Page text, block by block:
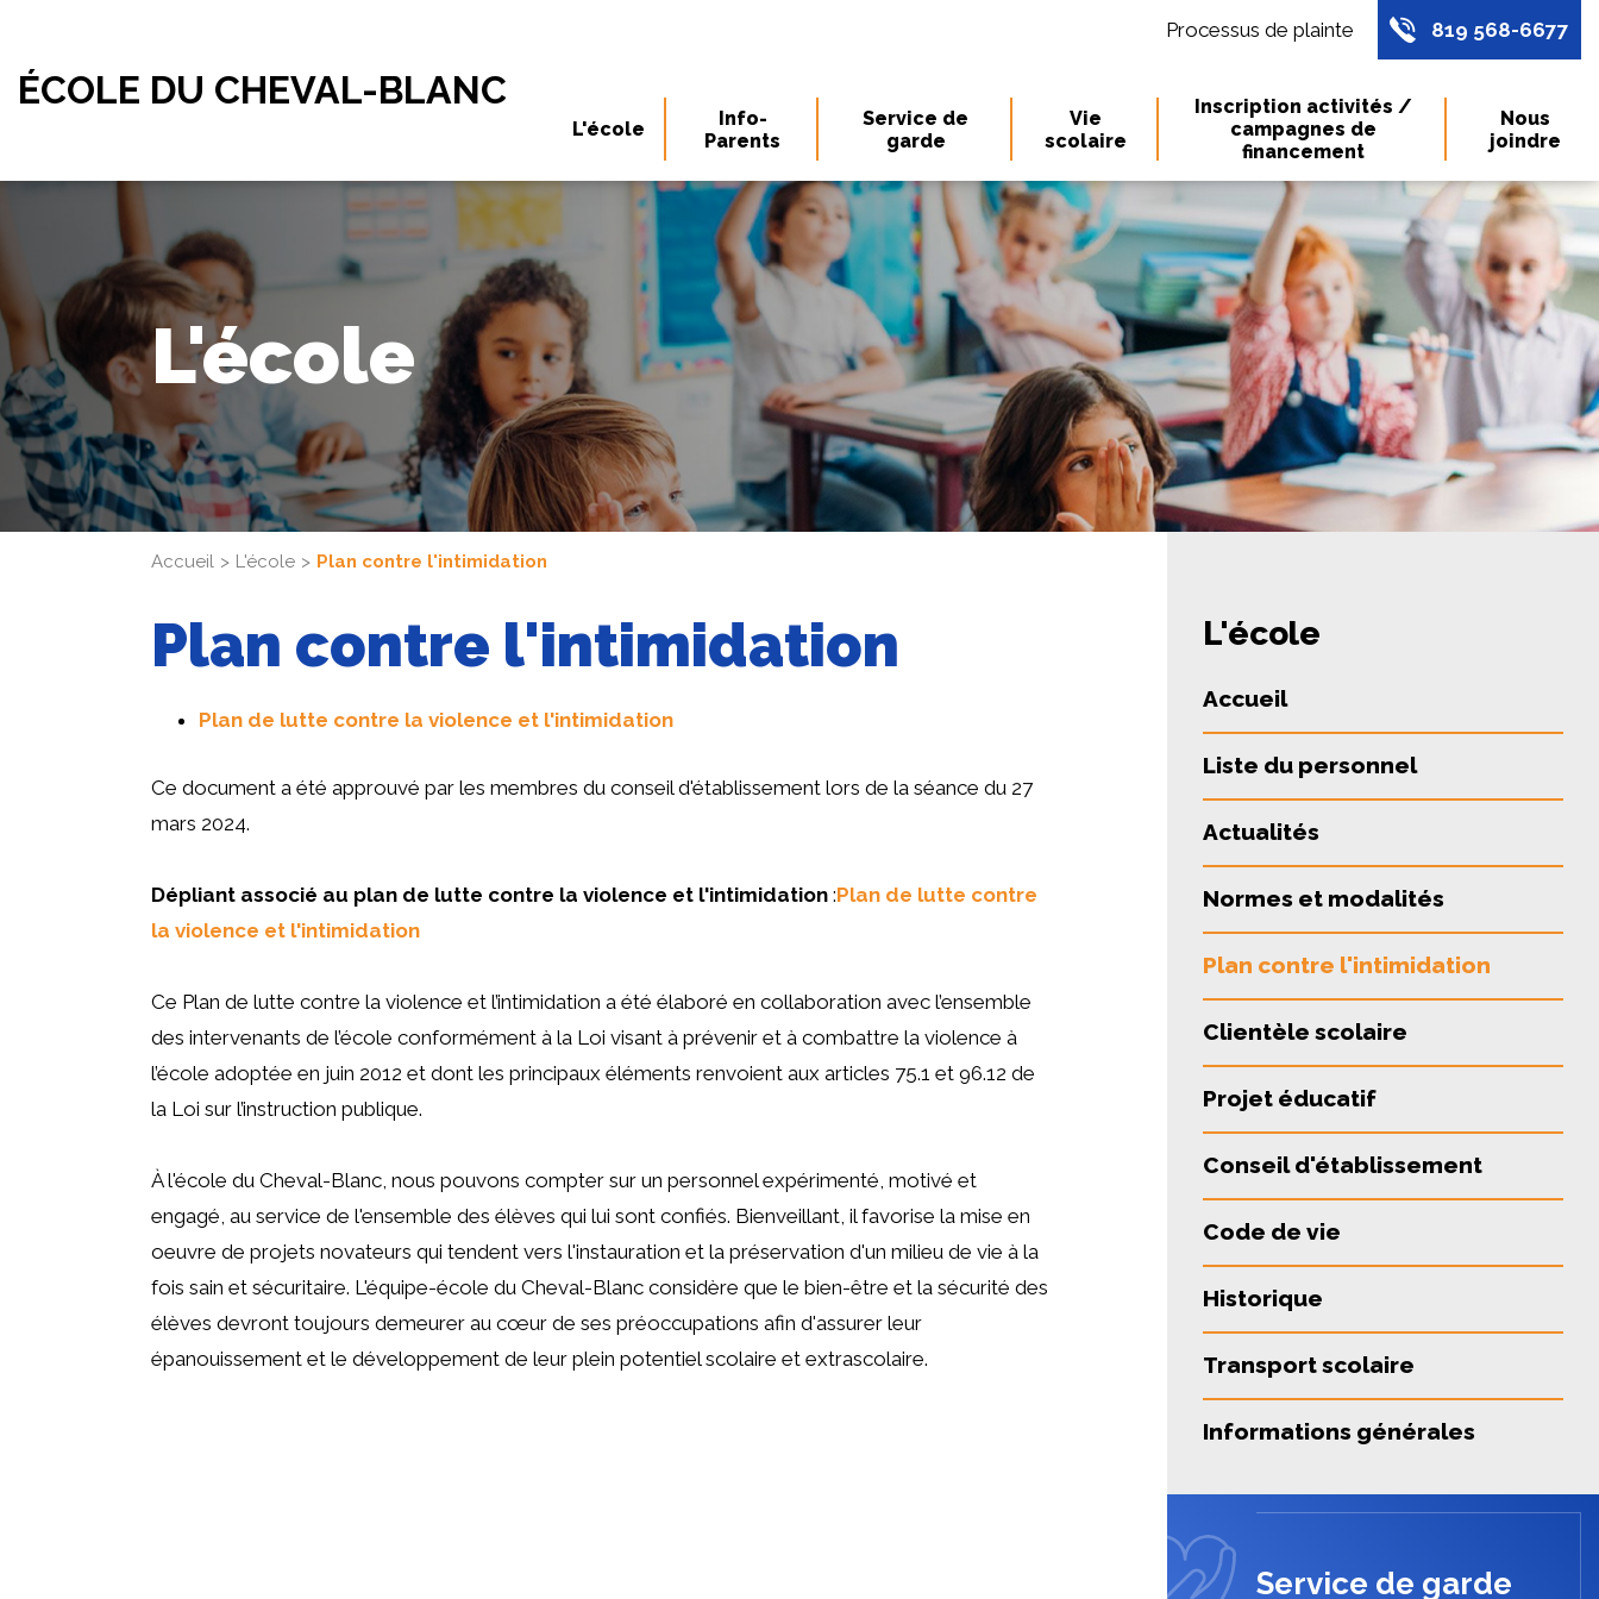
ÉCOLE DU CHEVAL-BLANC
Processus de plainte 819 568-6677
L'école
Info-
Parents
Service de
garde
Vie
scolaire
Inscription activités /
campagnes de
financement
Nous
joindre
L'école
Accueil L'école Plan contre l'intimidation
Plan contre l'intimidation
Plan de lutte contre la violence et l'intimidation
Ce document a été approuvé par les membres du conseil d'établissement lors de la séance du 27
mars 2024.
Dépliant associé au plan de lutte contre la violence et l'intimidation :Plan de lutte contre
la violence et l'intimidation
Ce Plan de lutte contre la violence et l’intimidation a été élaboré en collaboration avec l’ensemble
des intervenants de l’école conformément à la Loi visant à prévenir et à combattre la violence à
l’école adoptée en juin 2012 et dont les principaux éléments renvoient aux articles 75.1 et 96.12 de
la Loi sur l’instruction publique.
À l'école du Cheval-Blanc, nous pouvons compter sur un personnel expérimenté, motivé et
engagé, au service de l'ensemble des élèves qui lui sont confiés. Bienveillant, il favorise la mise en
oeuvre de projets novateurs qui tendent vers l'instauration et la préservation d'un milieu de vie à la
fois sain et sécuritaire. L'équipe-école du Cheval-Blanc considère que le bien-être et la sécurité des
élèves devront toujours demeurer au cœur de ses préoccupations afin d'assurer leur
épanouissement et le développement de leur plein potentiel scolaire et extrascolaire.
L'école
Accueil
Liste du personnel
Actualités
Normes et modalités
Plan contre l'intimidation
Clientèle scolaire
Projet éducatif
Conseil d'établissement
Code de vie
Historique
Transport scolaire
Informations générales
Service de garde